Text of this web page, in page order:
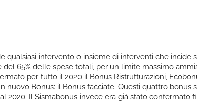
qualsiasi intervento o insieme di interventi che incide
65% delle spese totali, per un limite massimo
per tutto il 2020 il Bonus Ristrutturazioni,
nuovo Bonus: il Bonus facciate. Questi quattro
2020. Il Sismabonus invece era già stato confermato